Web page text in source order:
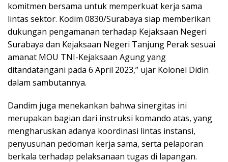
komitmen bersama untuk memperkuat kerja sama
lintas sektor. Kodim 0830/Surabaya siap memberikan
dukungan pengamanan terhadap Kejaksaan Negeri
Surabaya dan Kejaksaan Negeri Tanjung Perak sesuai
amanat MOU TNI-Kejaksaan Agung yang
ditandatangani pada 6 April 2023,” ujar Kolonel Didin
dalam sambutannya.
Dandim juga menekankan bahwa sinergitas ini
merupakan bagian dari instruksi komando atas, yang
mengharuskan adanya koordinasi lintas instansi,
penyusunan pedoman kerja sama, serta pelaporan
berkala terhadap pelaksanaan tugas di lapangan.